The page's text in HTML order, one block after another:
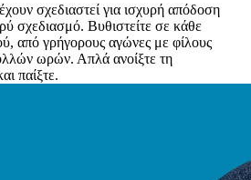
σχεδιαστεί για ισχυρή απόδοση
σχεδιασμό. Βυθιστείτε σε κάθε
από γρήγορους αγώνες με φίλους
ωρών. Απλά ανοίξτε τη
παίξτε.